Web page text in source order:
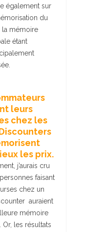
également sur
du
la mémoire
étant
leurs
chez les
les prix.
j’aurais cru
faisant
chez un
auraient
mémoire
Or, les résultats